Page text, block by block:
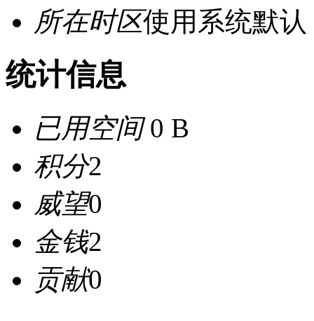
所在时区使用系统默认
统计信息
已用空间0 B
积分2
威望0
金钱2
贡献0